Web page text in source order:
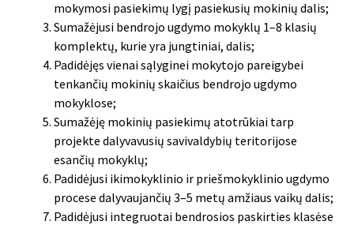
mokymosi pasiekimų lygį pasiekusių mokinių dalis;
Sumažėjusi bendrojo ugdymo mokyklų 1–8 klasių
komplektų, kurie yra jungtiniai, dalis;
Padidėjęs vienai sąlyginei mokytojo pareigybei
tenkančių mokinių skaičius bendrojo ugdymo
mokyklose;
Sumažėję mokinių pasiekimų atotrūkiai tarp
projekte dalyvavusių savivaldybių teritorijose
esančių mokyklų;
Padidėjusi ikimokyklinio ir priešmokyklinio ugdymo
procese dalyvaujančių 3–5 metų amžiaus vaikų dalis;
Padidėjusi integruotai bendrosios paskirties klasėse